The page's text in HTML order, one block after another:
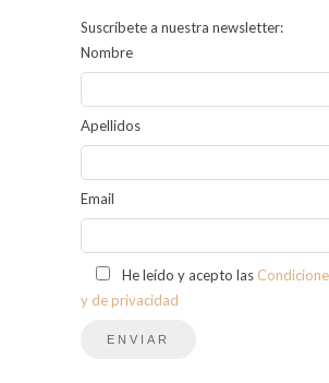
Suscríbete a nuestra newsletter:
Nombre
Apellidos
Email
He leído y acepto las
y de privacidad